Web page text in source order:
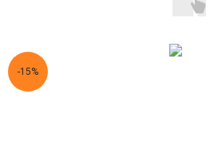
-15%